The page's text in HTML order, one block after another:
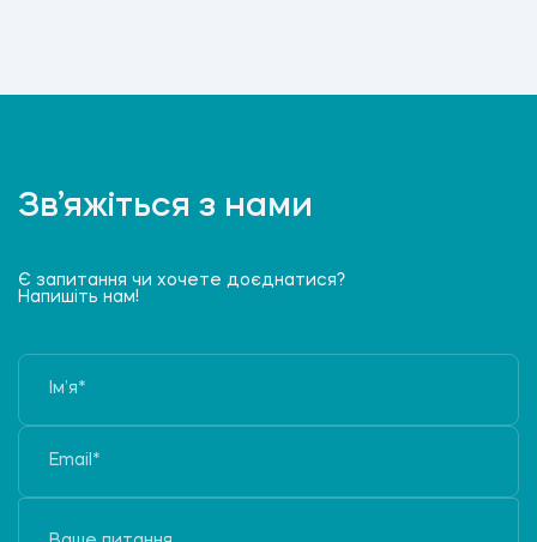
Зв’яжіться з нами
Є запитання чи хочете доєднатися?
Напишіть нам!